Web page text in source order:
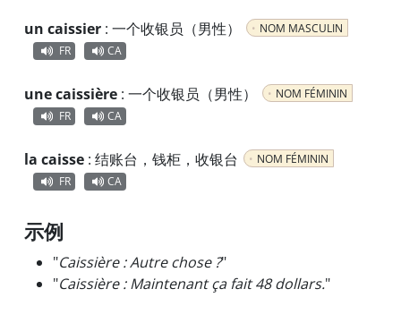
un caissier : 一个收银员（男性）
NOM MASCULIN
FR
CA
une caissière : 一个收银员（男性）
NOM FÉMININ
FR
CA
la caisse : 结账台，钱柜，收银台
NOM FÉMININ
FR
CA
示例
"Caissière : Autre chose ?"
"Caissière : Maintenant ça fait 48 dollars."